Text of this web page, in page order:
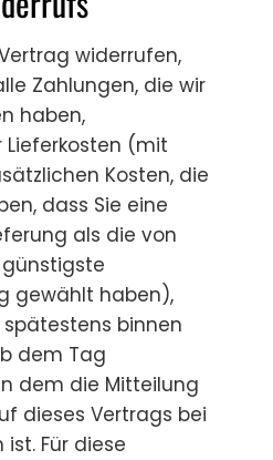
widerrufen,
Zahlungen, die wir
haben,
(mit
Kosten, die
dass Sie eine
als die von
gewählt haben),
binnen
dem Tag
dem die Mitteilung
dieses Vertrags bei
Für diese